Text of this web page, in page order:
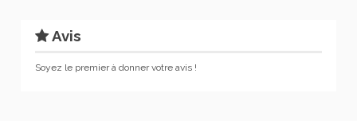
Avis
Soyez le premier à donner votre avis !